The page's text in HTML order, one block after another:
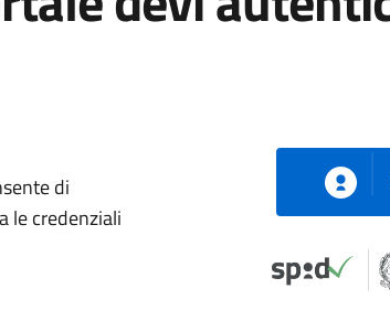
di
le credenziali